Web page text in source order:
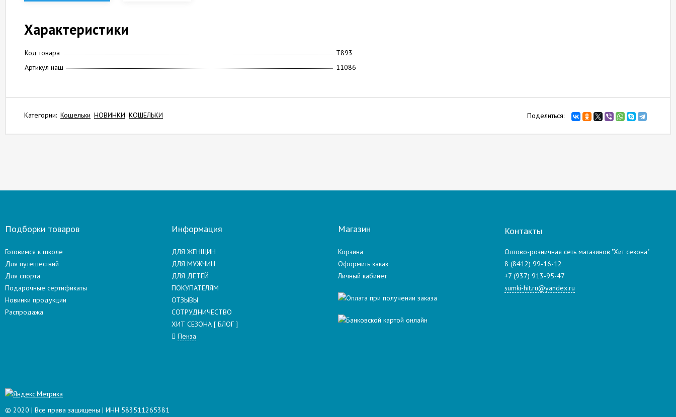
Характеристики
Код товара
Т893
Артикул наш
11086
Поделиться:
Категории: Кошельки НОВИНКИ КОШЕЛЬКИ
Подборки товаров
Готовимся к школе
Для путешествий
Для спорта
Подарочные сертификаты
Новинки продукции
Распродажа
Информация
ДЛЯ ЖЕНЩИН
ДЛЯ МУЖЧИН
ДЛЯ ДЕТЕЙ
ПОКУПАТЕЛЯМ
ОТЗЫВЫ
СОТРУДНИЧЕСТВО
ХИТ СЕЗОНА [ БЛОГ ]
Пенза
Магазин
Корзина
Оформить заказ
Личный кабинет
Контакты
Оптово-розничная сеть магазинов "Хит сезона"
8 (8412) 99-16-12
+7 (937) 913-95-47
sumki-hit.ru@yandex.ru
© 2020 | Все права защищены | ИНН 583511265381